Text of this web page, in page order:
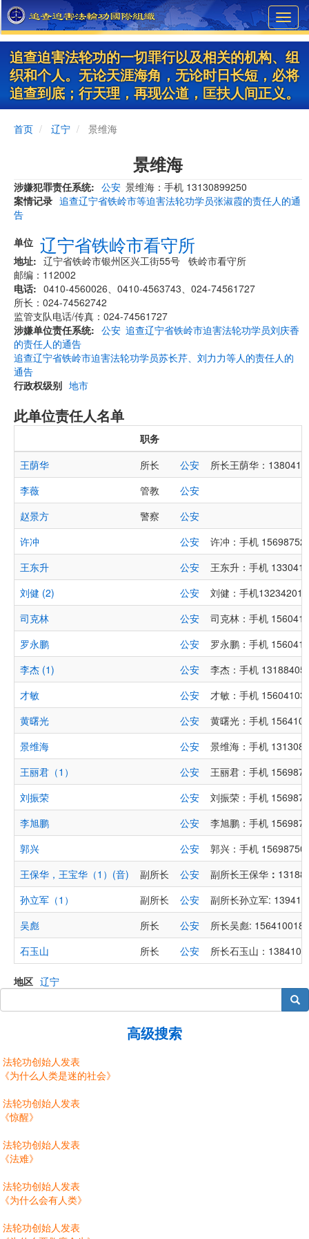
Skip
to
main
content
追查迫害法轮功的一切罪行以及相关的机构、组
织和个人。无论天涯海角，无论时日长短，必将
追查到底；行天理，再现公道，匡扶人间正义。
首页 辽宁 景维海
景维海
涉嫌犯罪责任系统 公安 景维海：手机 13130899250
案情记录 追查辽宁省铁岭市等迫害法轮功学员张淑霞的责任人的通
告
单位 辽宁省铁岭市看守所
地址
辽宁省铁岭市银州区兴工街55号 铁岭市看守所
邮编：112002
电话
0410-4560026、0410-4563743、024-74561727
所长：024-74562742
监管支队电话/传真：024-74561727
涉嫌单位责任系统
公安 追查辽宁省铁岭市迫害法轮功学员刘庆香
的责任人的通告
追查辽宁省铁岭市迫害法轮功学员苏长芹、刘力力等人的责任人的
通告
行政权级别 地市
此单位责任人名单
职务
王荫华
所长 公安
所长王荫华：
李薇
管教
公安
赵景方
警察
公安
许冲
公安
许冲：手机
王东升
公安
王东升：手机
刘健 (2)
公安
刘健：手机
司克林
公安
司克林：手机
罗永鹏
公安
罗永鹏：手机
李杰 (1)
公安
李杰：手机
才敏
公安
才敏：手机
黄曙光
公安
黄曙光：手机
景维海
公安
景维海：手机
王丽君（1）
公安
王丽君：手机
刘振荣
公安
刘振荣：手机
李旭鹏
公安
李旭鹏：手机
郭兴
公安
郭兴：手机
王保华，王宝华（1）(音)
副所长 公安 副所长王保华 ：
孙立军（1）
副所长 公安
副所长孙立军:
吴彪
所长 公安
所长吴彪:
石玉山
所长 公安 所长石玉山：
地区 辽宁
搜索
高级搜索
法轮功创始人发表
《为什么人类是迷的社会》
法轮功创始人发表
《惊醒》
法轮功创始人发表
《法难》
法轮功创始人发表
《为什么会有人类》
法轮功创始人发表